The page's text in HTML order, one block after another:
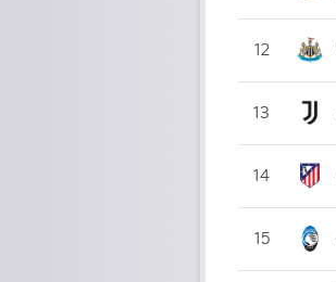
12
13
14
15